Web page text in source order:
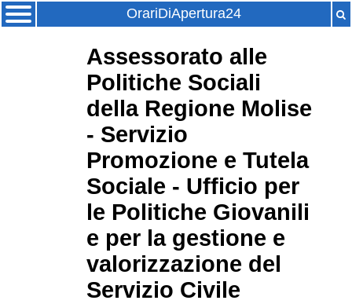
OrariDiApertura24
Assessorato alle
Politiche Sociali
della Regione Molise
- Servizio
Promozione e Tutela
Sociale - Ufficio per
le Politiche Giovanili
e per la gestione e
valorizzazione del
Servizio Civile